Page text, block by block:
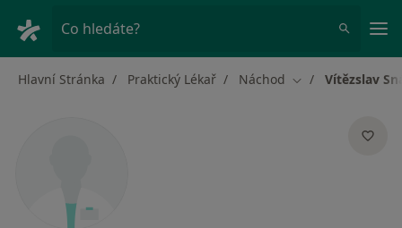
Co hledáte?
Hlavní Stránka Praktický Lékař Náchod Změna města
Vítězslav